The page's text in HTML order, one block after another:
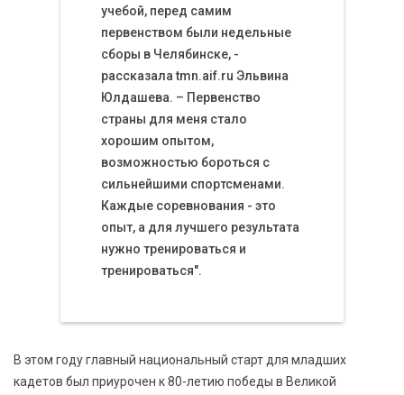
учебой, перед самим
первенством были недельные
сборы в Челябинске, -
рассказала tmn.aif.ru Эльвина
Юлдашева. – Первенство
страны для меня стало
хорошим опытом,
возможностью бороться с
сильнейшими спортсменами.
Каждые соревнования - это
опыт, а для лучшего результата
нужно тренироваться и
тренироваться".
В этом году главный национальный старт для младших
кадетов был приурочен к 80-летию победы в Великой